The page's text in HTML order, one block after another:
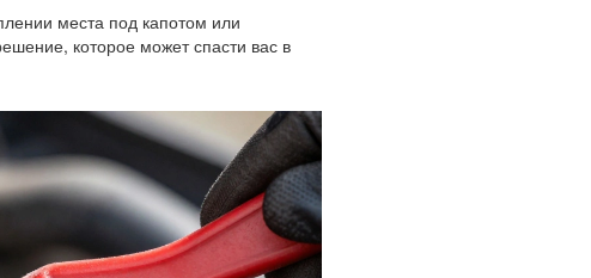
места под капотом или
которое может спасти вас в